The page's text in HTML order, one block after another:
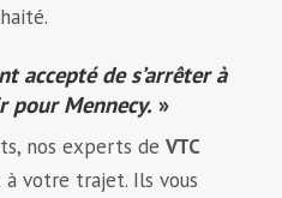
accepté de s’arrêter à
pour Mennecy. »
nos experts de VTC
à votre trajet. Ils vous